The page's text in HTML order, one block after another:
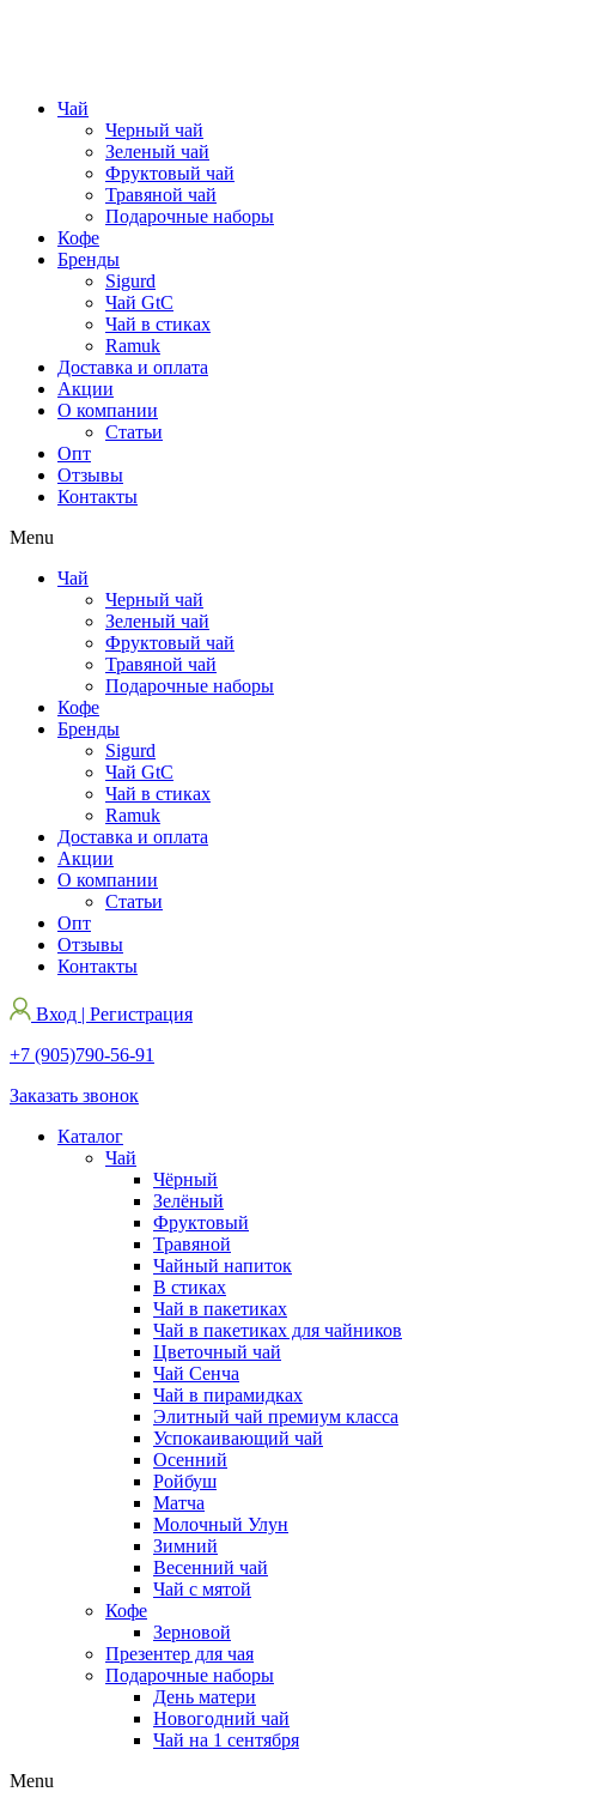
Чай
Черный чай
Зеленый чай
Фруктовый чай
Травяной чай
Подарочные наборы
Кофе
Бренды
Sigurd
Чай GtC
Чай в стиках
Ramuk
Доставка и оплата
Акции
О компании
Статьи
Опт
Отзывы
Контакты
Menu
Чай
Черный чай
Зеленый чай
Фруктовый чай
Травяной чай
Подарочные наборы
Кофе
Бренды
Sigurd
Чай GtC
Чай в стиках
Ramuk
Доставка и оплата
Акции
О компании
Статьи
Опт
Отзывы
Контакты
Вход | Регистрация
+7 (905)790-56-91
Заказать звонок
Каталог
Чай
Чёрный
Зелёный
Фруктовый
Травяной
Чайный напиток
В стиках
Чай в пакетиках
Чай в пакетиках для чайников
Цветочный чай
Чай Сенча
Чай в пирамидках
Элитный чай премиум класса
Успокаивающий чай
Осенний
Ройбуш
Матча
Молочный Улун
Зимний
Весенний чай
Чай с мятой
Кофе
Зерновой
Презентер для чая
Подарочные наборы
День матери
Новогодний чай
Чай на 1 сентября
Menu